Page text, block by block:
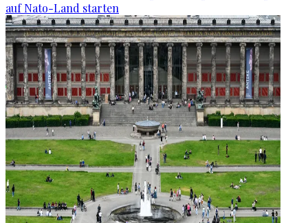
auf Nato-Land starten